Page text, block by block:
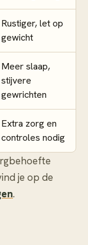
Rustiger, let op
gewicht
Meer slaap,
stijvere
gewrichten
Extra zorg en
controles nodig
je op de
.